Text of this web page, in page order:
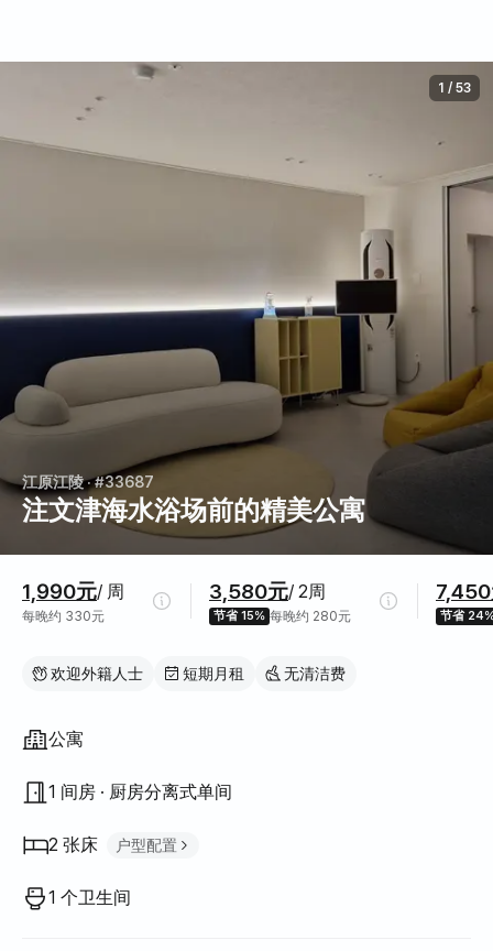
江原江陵· #33687
注文津海水浴场前的精美公寓
1 / 53
1,990元/ 周
每晚约 330元
3,580元/ 2周
节省 15% 每晚约 280元 节省
欢迎外籍人士 短期月租 无清洁费
房屋结构
公寓
1 间房 · 厨房分离式单间
2 张床 户型配置
大床（Queen）
1 个卫生间